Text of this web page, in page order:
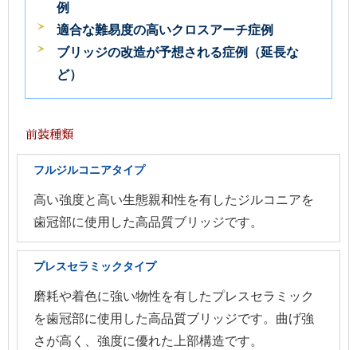
例
適合な難易度の高いクロスアーチ症例
ブリッジの改造が予想される症例（延長な
ど）
前装種類
フルジルコニアタイプ
高い強度と高い生態親和性を有したジルコニアを
歯冠部に使用した高品質ブリッジです。
プレスセラミックタイプ
磨耗や着色に強い物性を有したプレスセラミック
を歯冠部に使用した高品質ブリッジです。曲げ強
さが高く、強度に優れた上部構造です。